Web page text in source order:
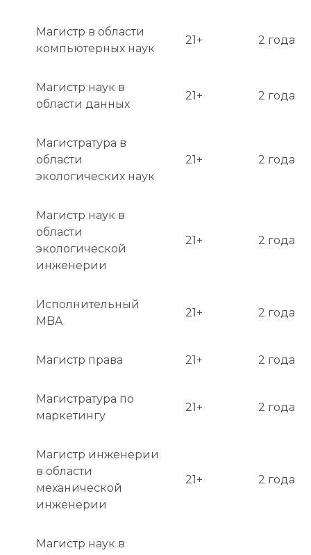
Магистр в области
компьютерных наук
21+ 2 года
Магистр наук в
области данных
21+ 2 года
Магистратура в
области
экологических наук
21+ 2 года
Магистр наук в
области
экологической
инженерии
21+ 2 года
Исполнительный
MBA
21+ 2 года
Магистр права 21+ 2 года
Магистратура по
маркетингу
21+ 2 года
Магистр инженерии
в области
механической
инженерии
21+ 2 года
Магистр наук в